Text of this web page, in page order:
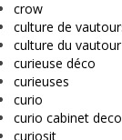
crow
culture de
culture du vautour
curieuse déco
curieuses
curio
curio cabinet
curiosit